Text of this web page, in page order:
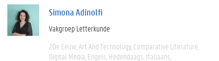
Simona Adinolfi
Vakgroep Letterkunde
20e Eeuw Art And Technology Comparative Literature
Digital Media Engels Hedendaags Italiaans